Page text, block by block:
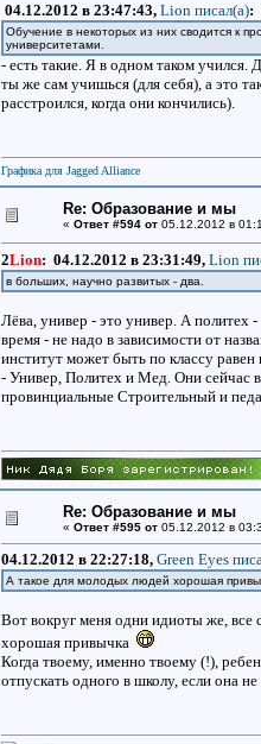
04.12.2012 в 23:47:43, Lion писал(a):
Обучение в некоторых из них сводится к
университетами.
- есть такие. Я в одном таком учился.
ты же сам учишься (для себя), а это
расстроился, когда они кончились).
Графика для Jagged Alliance
Re: Образование и мы
« Ответ #594 от05.12.2012 в
2Lion: 04.12.2012 в 23:31:49, Lion
в больших, научно развитых - два.
Лёва, универ - это универ. А политех
время - не надо в зависимости от
институт может быть по классу
- Универ, Политех и Мед. Они сейчас
провинциальные Строительный и
Re: Образование и мы
« Ответ #595 от05.12.2012 в
04.12.2012 в 22:27:18, Green Eyes
А такое для молодых людей хорошая
Вот вокруг меня одни идиоты же, все
хорошая привычка
Когда твоему, именно твоему (!),
отпускать одного в школу, если она